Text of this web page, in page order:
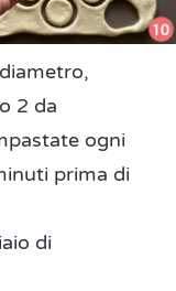
2 da
ogni
prima di
di